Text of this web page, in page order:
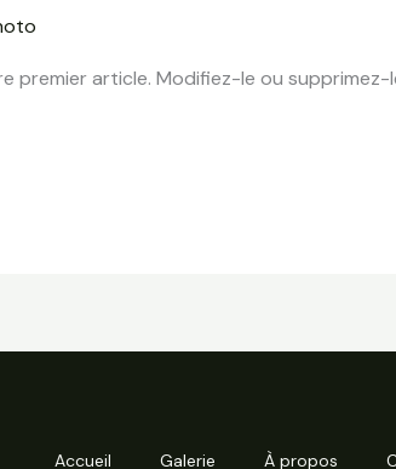
premier article. Modifiez-le ou supprimez-
Accueil Galerie À propos